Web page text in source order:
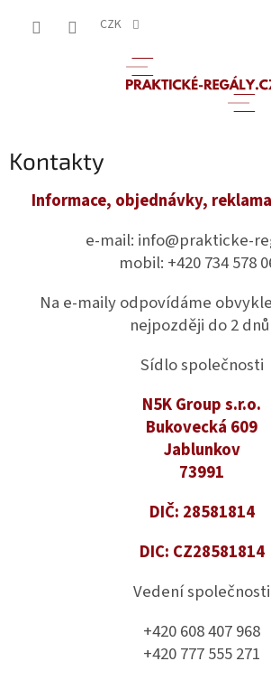
CZK
Kontakty
Informace, objednávky,
e-mail: info@prakticke-
mobil: +420 734 578
Na e-maily odpovídáme
nejpozději do 2
Sídlo společnosti
N5K Group s.r.o.
Bukovecká 609
Jablunkov
73991
DIČ: 28581814
DIC: CZ28581814
Vedení společnosti
+420 608 407 968
+420 777 555 271